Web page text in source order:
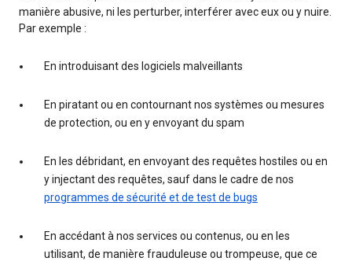
manière abusive, ni les perturber, interférer avec eux ou y nuire.
Par exemple :
En introduisant des logiciels malveillants
En piratant ou en contournant nos systèmes ou mesures
de protection, ou en y envoyant du spam
En les débridant, en envoyant des requêtes hostiles ou en
y injectant des requêtes, sauf dans le cadre de nos
programmes de sécurité et de test de bugs
En accédant à nos services ou contenus, ou en les
utilisant, de manière frauduleuse ou trompeuse, que ce